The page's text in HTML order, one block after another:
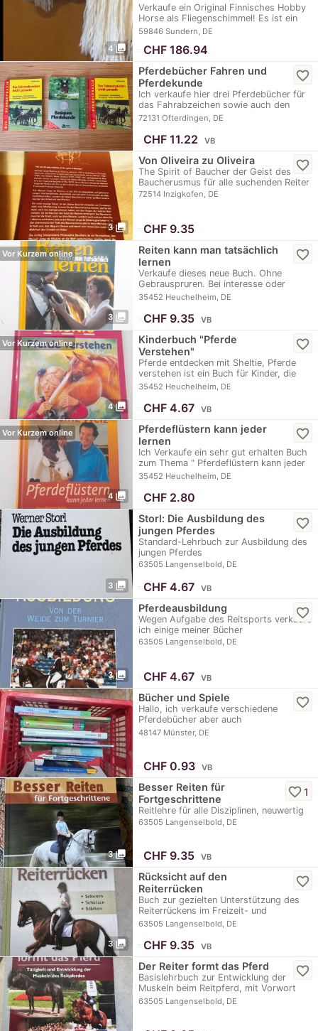
4 photo_library
Verkaufe ein Original Finnisches Hobby
Horse als Fliegenschimmel! Es ist ein
richtiger…
59846 Sundern, DE
CHF 186.94
Pferdebücher Fahren und
Pferdekunde
Ich verkaufe hier drei Pferdebücher für
das Fahrabzeichen sowie auch den
Basispass für…
72131 Ofterdingen, DE
favorite_border
CHF 11.22 VB
3 photo_library
Von Oliveira zu Oliveira
The Spirit of Baucher der Geist des
Baucherusmus für alle suchenden Reiter
72514 Inzigkofen, DE
favorite_border
CHF 9.35
3 photo_library
Vor Kurzem online
Reiten kann man tatsächlich
lernen
Verkaufe dieses neue Buch. Ohne
Gebrauspruren. Bei interesse oder
weiteren Fragen…
35452 Heuchelheim, DE
favorite_border
CHF 9.35 VB
4 photo_library
Vor Kurzem online
Kinderbuch "Pferde
Verstehen"
Pferde entdecken mit Sheltie, Pferde
verstehen ist ein Buch für Kinder, die
erste…
35452 Heuchelheim, DE
favorite_border
CHF 4.67 VB
4 photo_library
Vor Kurzem online
Pferdeflüstern kann jeder
lernen
Ich Verkaufe ein sehr gut erhalten Buch
zum Thema " Pferdeflüstern kann jeder
lernen"…
35452 Heuchelheim, DE
favorite_border
CHF 2.80
3 photo_library
Storl: Die Ausbildung des
jungen Pferdes
Standard-Lehrbuch zur Ausbildung des
jungen Pferdes
63505 Langenselbold, DE
favorite_border
CHF 4.67 VB
3 photo_library
Pferdeausbildung
Wegen Aufgabe des Reitsports verkaufe
ich einige meiner Bücher
63505 Langenselbold, DE
favorite_border
CHF 4.67 VB
Bücher und Spiele
Hallo, ich verkaufe verschiedene
Pferdebücher aber auch
Fantasiebücher. Ausserdem…
48147 Münster, DE
favorite_border
CHF 0.93 VB
3 photo_library
Besser Reiten für
Fortgeschrittene
Reitlehre für alle Disziplinen, neuwertig
63505 Langenselbold, DE
favorite_border1
CHF 9.35 VB
3 photo_library
Rücksicht auf den
Reiterrücken
Buch zur gezielten Unterstützung des
Reiterrückens im Freizeit- und
Leistungssport
63505 Langenselbold, DE
favorite_border
CHF 9.35 VB
Der Reiter formt das Pferd
Basislehrbuch zur Entwicklung der
Muskeln beim Reitpferd, mit Vorwort
von Klaus Balkenhol
63505 Langenselbold, DE
favorite_border